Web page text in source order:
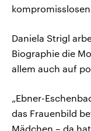
Daniela Strigl
Biographie die
allem auch auf
„Ebner-
das Frauenbild
Mädchen – da